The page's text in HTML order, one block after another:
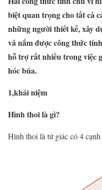
biệt quan trọng cho tất cả
những người thiết kế, xây
vả nắm được công thức
hỗ trợ rất nhiều trong việc
hóc búa.
1,khái niệm
Hình thoi là gì?
Hình thoi là tứ giác có 4 cạnh